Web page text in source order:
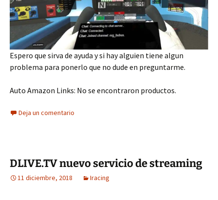
Espero que sirva de ayuda y si hay alguien tiene algun
problema para ponerlo que no dude en preguntarme.
Auto Amazon Links: No se encontraron productos.
Deja un comentario
DLIVE.TV nuevo servicio de streaming
11 diciembre, 2018 Iracing